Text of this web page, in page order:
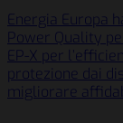
Energia Europa
Power Quality
EP-X per
protezione dai
migliorare